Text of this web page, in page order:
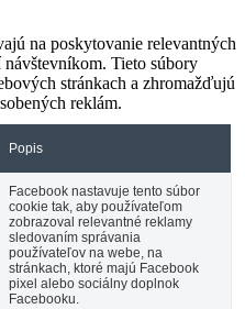
na poskytovanie relevantných
Tieto súbory
stránkach a zhromažďujú
reklám.
Popis
Facebook nastavuje tento súbor
cookie tak, aby používateľom
zobrazoval relevantné reklamy
sledovaním správania
používateľov na webe, na
stránkach, ktoré majú Facebook
pixel alebo sociálny doplnok
Facebooku.